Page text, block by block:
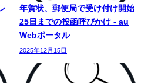
年賀状、郵便局で受け付け開始
25日までの投函呼びかけ - au
Webポータル
2025年12月15日